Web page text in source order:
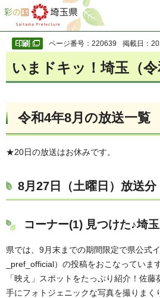
彩の国 埼玉県
ページ番号：220639 掲載日：
いまドキッ！埼玉（
令和4年8月の放送一覧
★20日の放送はお休みです。
8月27日（土曜日）放送分
コーナー(1) 見つけた♪埼
県では、9月末までの期間限定で県公式
_pref_official）の投稿をおこなっていま
「映え」スポットをたっぷり紹介！佐
手にフォトジェニックな写真を撮りまく